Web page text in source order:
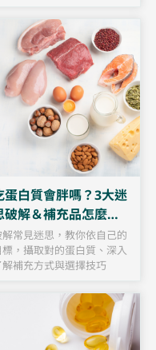
康功效，並針對素食者與高壓
族群提供專屬的日常補充建議
與劑量指引。
蛋白質會胖嗎？3大迷
破解＆補充品怎麼
？
解常見迷思，教你依自己的
標，攝取對的蛋白質、深入
解補充方式與選擇技巧